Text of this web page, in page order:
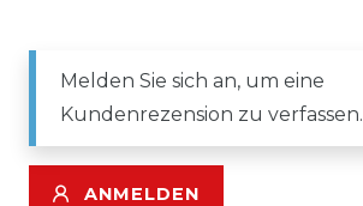
Melden Sie sich an, um eine
Kundenrezension zu verfassen.
ANMELDEN